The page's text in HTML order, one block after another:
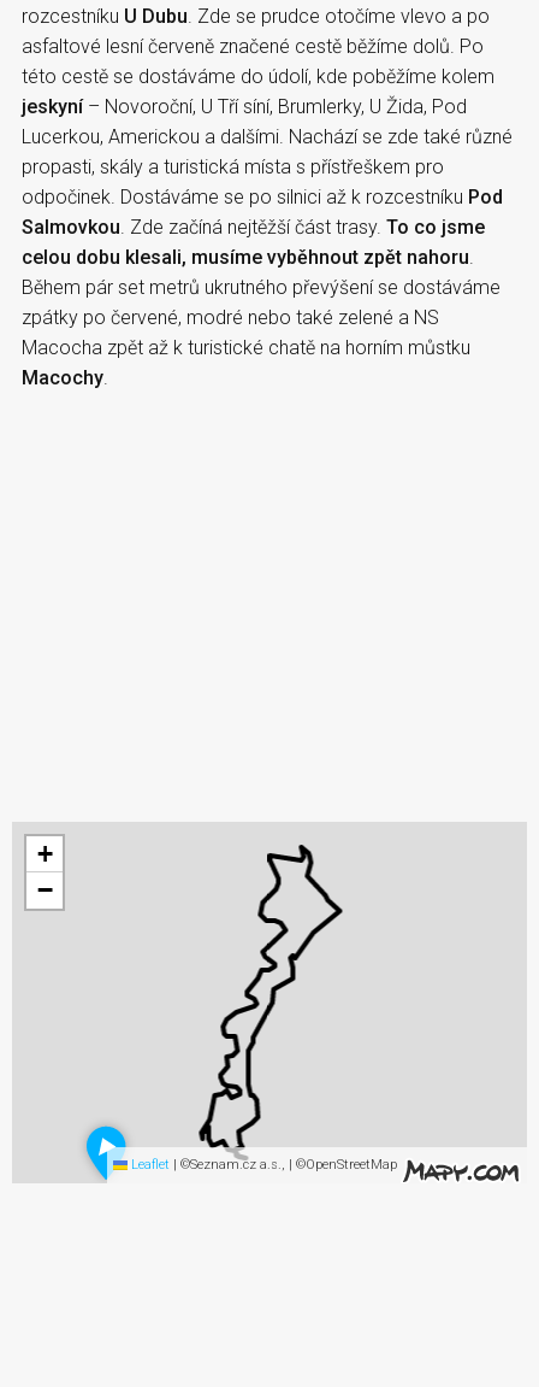
rozcestníku U Dubu. Zde se prudce otočíme vlevo a po
asfaltové lesní červeně značené cestě běžíme dolů. Po
této cestě se dostáváme do údolí, kde poběžíme kolem
jeskyní– Novoroční, U Tří síní, Brumlerky, U Žida, Pod
Lucerkou, Americkou a dalšími. Nachází se zde také různé
propasti, skály a turistická místa s přístřeškem pro
odpočinek. Dostáváme se po silnici až k rozcestníku Pod
Salmovkou. Zde začíná nejtěžší část trasy. To co jsme
celou dobu klesali, musíme vyběhnout zpět nahoru.
Během pár set metrů ukrutného převýšení se dostáváme
zpátky po červené, modré nebo také zelené a NS
Macocha zpět až k turistické chatě na horním můstku
Macochy.
+
−
Leaflet | ©Seznam.cz a.s., | ©OpenStreetMap